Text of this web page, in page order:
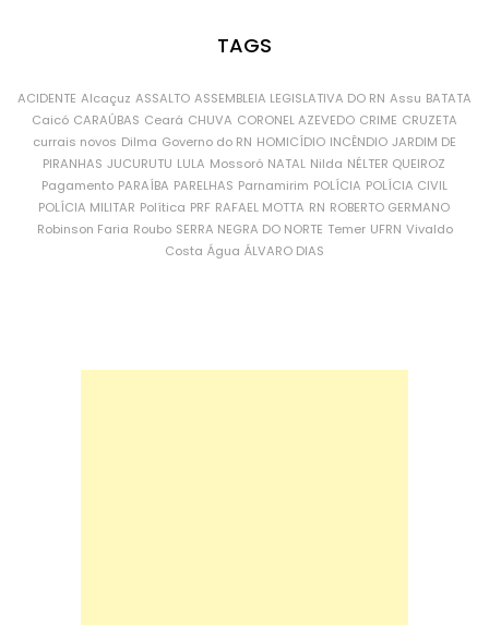
TAGS
ACIDENTE Alcaçuz ASSALTO ASSEMBLEIA LEGISLATIVA DO RN Assu BATATA
Caicó CARAÚBAS Ceará CHUVA CORONEL AZEVEDO CRIME CRUZETA
currais novos Dilma Governo do RN HOMICÍDIO INCÊNDIO JARDIM DE
PIRANHAS JUCURUTU LULA Mossoró NATAL Nilda NÉLTER QUEIROZ
Pagamento PARAÍBA PARELHAS Parnamirim POLÍCIA POLÍCIA CIVIL
POLÍCIA MILITAR Política PRF RAFAEL MOTTA RN ROBERTO GERMANO
Robinson Faria Roubo SERRA NEGRA DO NORTE Temer UFRN Vivaldo
Costa Água ÁLVARO DIAS